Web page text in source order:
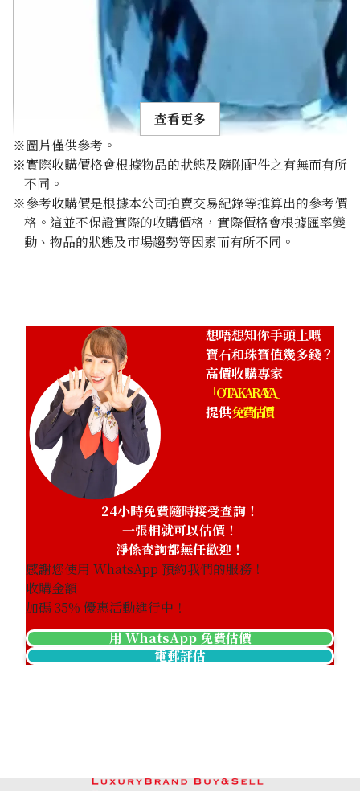
Aquamarine ring 29.87 ct
參考回收價
Aquamarine brooch 12.16 ct
查看更多
※圖片僅供參考。
※實際收購價格會根據物品的狀態及隨附配件之有無而有所
不同。
※參考收購價是根據本公司拍賣交易紀錄等推算出的參考價
格。這並不保證實際的收購價格，實際價格會根據匯率變
動、物品的狀態及市場趨勢等因素而有所不同。
想唔想知你手頭上嘅
寶石和珠寶值幾多錢？
高價收購專家
「OTAKARAYA」
提供免費估價
24小時免費隨時接受查詢！
一張相就可以估價！
淨係查詢都無任歡迎！
感謝您使用 WhatsApp 預約我們的服務！
收購金額
加碼35% 優惠活動進行中！
用 WhatsApp 免費估價
電郵評估